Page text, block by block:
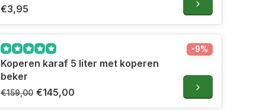
€3,95
Koperen karaf 5 liter met koperen
beker
€159,00 €145,00
-9%